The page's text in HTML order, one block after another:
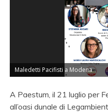
Maledetti Pacifisti a Modena
A Paestum, il 21 luglio per
all’oasi dunale di